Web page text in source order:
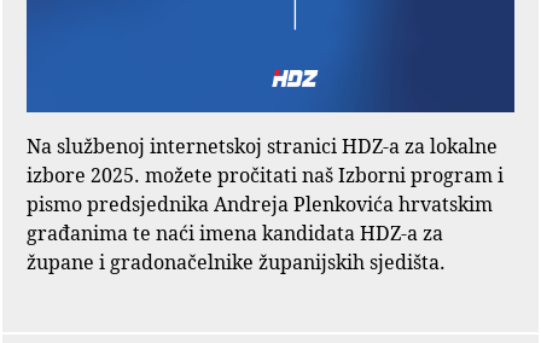
Na službenoj internetskoj stranici HDZ-a za lokalne
izbore 2025. možete pročitati naš Izborni program i
pismo predsjednika Andreja Plenkovića hrvatskim
građanima te naći imena kandidata HDZ-a za
župane i gradonačelnike županijskih sjedišta.